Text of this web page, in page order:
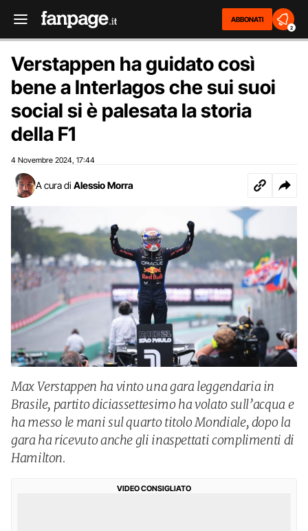
ABBONATI
2
Verstappen ha guidato così
bene a Interlagos che sui suoi
social si è palesata la storia
della F1
4 Novembre 2024 17:44
A cura di Alessio Morra
Max Verstappen ha vinto una gara leggendaria in
Brasile, partito diciassettesimo ha volato sull’acqua e
ha messo le mani sul quarto titolo Mondiale, dopo la
gara ha ricevuto anche gli inaspettati complimenti di
Hamilton.
VIDEO CONSIGLIATO